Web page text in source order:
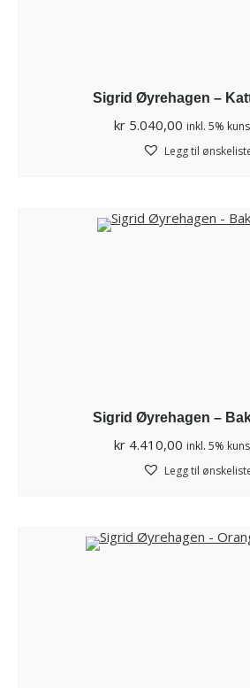
Sigrid Øyrehagen –
kr 5.040,00 inkl. 5%
Legg til
Sigrid Øyrehagen –
kr 4.410,00 inkl. 5%
Legg til